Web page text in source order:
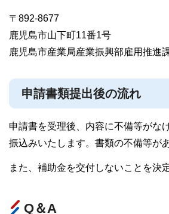
〒892-8677
鹿児島市山下町11番1号
鹿児島市産業局産業振興部雇用推進
申請書類提出後の流れ
申請書を受理後、内容に不備等がな
振込みいたします。書類の不備等が
また、補助金を交付しないことを決
Q＆A